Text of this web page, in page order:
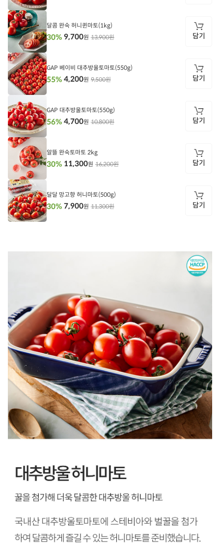
담
담
기
달콤 완숙 허니퀸마토(1kg)
13,900원
30% 9,700원 담기
담
GAP 베이비 대추방울토마토(550g)
9,500원
55% 4,200원 담기
담
GAP 대추방울토마토(550g)
10,800원
56% 4,700원 담기
담
알뜰 완숙토마토 2kg
16,200원
30% 11,300원 담기
담
달달 망고향 허니마토(500g)
11,300원
30% 7,900원 담기